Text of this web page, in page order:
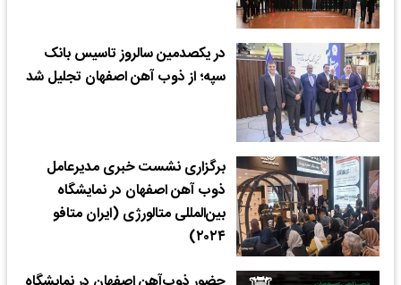
در یکصدمین سالروز تاسیس بانک
سپه؛ از ذوب آهن اصفهان تجلیل شد
برگزاری نشست خبری مدیرعامل
ذوب آهن اصفهان در نمایشگاه
بین‌المللی متالورژی (ایران متافو
۲۰۲۴)